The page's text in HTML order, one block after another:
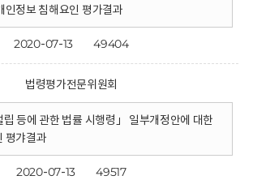
인정보 침해요인 평가결과
2020-07-13 49404
법령평가전문위원회
립 등에 관한 법률 시행령」 일부개정안에 대한
평갸결과
2020-07-13 49517